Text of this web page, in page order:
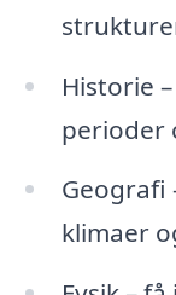
Historie
perioder
Geografi
klimaer